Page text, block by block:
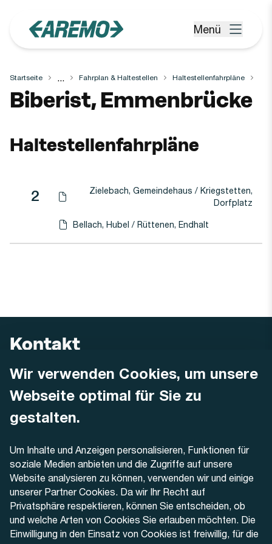
Wir verwenden Cookies, um unsere
Webseite optimal für Sie zu
gestalten.
Um Inhalte und Anzeigen personalisieren, Funktionen für
soziale Medien anbieten und die Zugriffe auf unsere
Website analysieren zu können, verwenden wir und einige
unserer Partner Cookies. Da wir Ihr Recht auf
Privatsphäre respektieren, können Sie entscheiden, ob
und welche Arten von Cookies Sie erlauben möchten. Die
Einwilligung in den Einsatz von Cookies ist freiwillig, für die
Menü öffnen
Menü
Startseite ... Fahrplan & Haltestellen Haltestellenfahrpläne
Haltestelle
Biberist, Emmenbrücke
Haltestellenfahrpläne
Linie Richtung
Linie
2 Haltestellen-PDF herunterladen für
Zielebach, Gemeindehaus / Kriegstetten,
Dorfplatz
(Öffnet in einen neuen Tab oder Fenster)
Haltestellen-PDF herunterladen für
Bellach, Hubel / Rüttenen, Endhalt
(Öffnet in einen neuen Tab oder Fenster)
Kontakt
AREMO
Dornacherstrasse 48
4500 Solothurn
+41 32 622 37 22
Kontaktformular